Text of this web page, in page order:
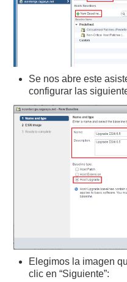
Se nos abre este
configurar las
Elegimos la imagen
clic en “Siguiente”: